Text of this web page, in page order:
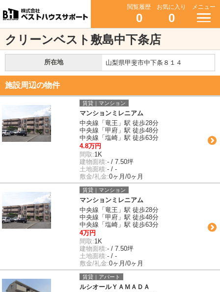
閲覧履歴
0
お気に入り
0
メニュー
クリーンベスト敷島中下条店
所在地 山梨県甲斐市中下条８１４
施設周辺の物件
賃貸｜マンション
マンションミレニアム
中央線「竜王」駅 徒歩28分
中央線「甲府」駅 徒歩48分
中央線「塩崎」駅 徒歩63分
4.8万円
間取:1K
建物面積:- / 7.50坪
土地面積:- / -
敷金/礼金:0ヶ月/0ヶ月
賃貸｜マンション
マンションミレニアム
中央線「竜王」駅 徒歩28分
中央線「甲府」駅 徒歩48分
中央線「塩崎」駅 徒歩63分
4万円
間取:1K
建物面積:- / 7.50坪
土地面積:- / -
敷金/礼金:0ヶ月/0ヶ月
賃貸｜アパート
ルシオールＹＡＭＡＤＡ